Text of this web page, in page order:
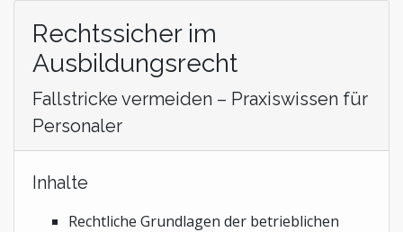
Rechtssicher im
Ausbildungsrecht
Fallstricke vermeiden – Praxiswissen für
Personaler
Inhalte
Rechtliche Grundlagen der betrieblichen